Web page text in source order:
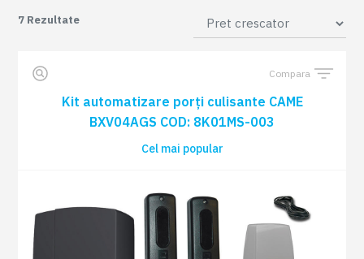
7 Rezultate
Compara
Kit automatizare porți culisante CAME
BXV04AGS COD: 8K01MS-003
Cel mai popular